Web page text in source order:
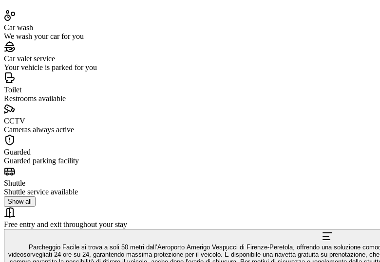
Car wash
We wash your car for you
Car valet service
Your vehicle is parked for you
Toilet
Restrooms available
CCTV
Cameras always active
Guarded
Guarded parking facility
Shuttle
Shuttle service available
Show all
Free entry and exit throughout your stay
Parcheggio Facile si trova a soli 50 metri dall’Aeroporto Amerigo Vespucci di Firenze-Peretola, offrendo una soluzione
videosorvegliati 24 ore su 24, garantendo massima protezione per il veicolo. È disponibile una navetta gratuita su prenotazione,